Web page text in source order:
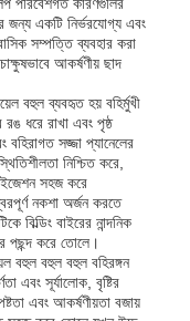
একটি নির্ভরযোগ্য এবং
সম্পত্তি ব্যবহার করা
আকর্ষণীয় ছাদ
বহুল ব্যবহৃত হয় বহির্মুখী
ধরে রাখা এবং পৃষ্ঠ
বহিরাগত সজ্জা প্যানেলের
নিশ্চিত করে,
সহজ করে
নকশা অর্জন করতে
বিল্ডিং বাইরের নান্দনিক
পছন্দ করে তোলে।
বহুল বহুল বহুল বহিরঙ্গন
এবং সূর্যালোক, বৃষ্টির
এবং আকর্ষণীয়তা বজায়